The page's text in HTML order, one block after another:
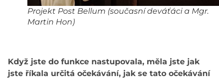
Projekt Post Bellum (současní deváťáci a Mgr.
Martin Hon)
Když jste do funkce nastupovala, měla jste jak
jste říkala určitá očekávání, jak se tato očekávání